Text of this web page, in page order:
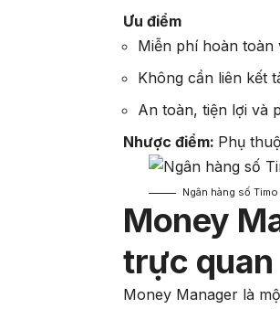
Ưu điểm
Miễn phí hoàn toàn
Không cần liên kết
An toàn, tiện lợi và
Nhược điểm: Phụ
Ngân hàng số
Money
trực quan
Money Manager là